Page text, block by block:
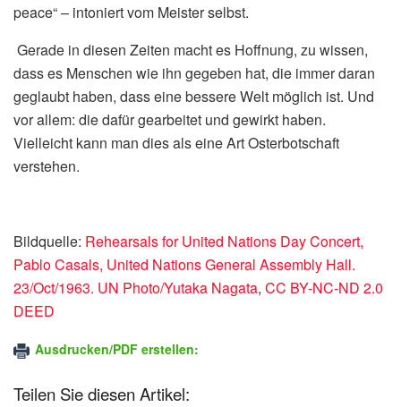
peace“ – intoniert vom Meister selbst.
Gerade in diesen Zeiten macht es Hoffnung, zu wissen,
dass es Menschen wie ihn gegeben hat, die immer daran
geglaubt haben, dass eine bessere Welt möglich ist. Und
vor allem: die dafür gearbeitet und gewirkt haben.
Vielleicht kann man dies als eine Art Osterbotschaft
verstehen.
Bildquelle: Rehearsals for United Nations Day Concert,
Pablo Casals, United Nations General Assembly Hall.
23/Oct/1963. UN Photo/Yutaka Nagata, CC BY-NC-ND 2.0
DEED
Ausdrucken/PDF erstellen:
Teilen Sie diesen Artikel: